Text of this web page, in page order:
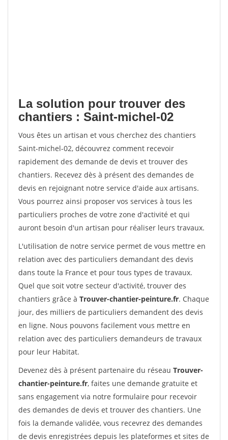
La solution pour trouver des
chantiers : Saint-michel-02
Vous êtes un artisan et vous cherchez des chantiers
Saint-michel-02, découvrez comment recevoir
rapidement des demande de devis et trouver des
chantiers. Recevez dès à présent des demandes de
devis en rejoignant notre service d'aide aux artisans.
Vous pourrez ainsi proposer vos services à tous les
particuliers proches de votre zone d'activité et qui
auront besoin d'un artisan pour réaliser leurs travaux.
L'utilisation de notre service permet de vous mettre en
relation avec des particuliers demandant des devis
dans toute la France et pour tous types de travaux.
Quel que soit votre secteur d'activité, trouver des
chantiers grâce à Trouver-chantier-peinture.fr. Chaque
jour, des milliers de particuliers demandent des devis
en ligne. Nous pouvons facilement vous mettre en
relation avec des particuliers demandeurs de travaux
pour leur Habitat.
Devenez dès à présent partenaire du réseau Trouver-
chantier-peinture.fr, faites une demande gratuite et
sans engagement via notre formulaire pour recevoir
des demandes de devis et trouver des chantiers. Une
fois la demande validée, vous recevrez des demandes
de devis enregistrées depuis les plateformes et sites de